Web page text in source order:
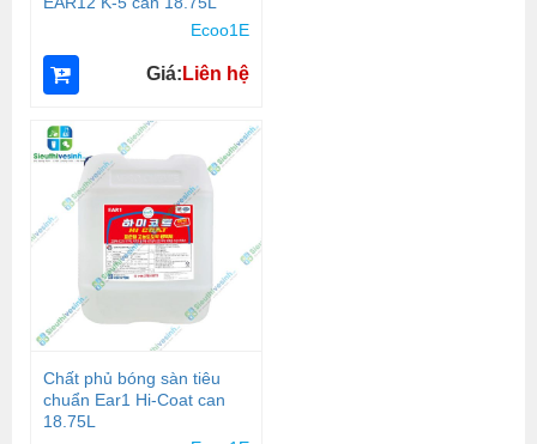
Ecoo1E
Giá: Liên hệ
Chất phủ bóng sàn tiêu
chuẩn Ear1 Hi-Coat can
18.75L